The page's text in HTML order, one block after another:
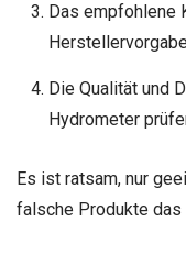
Das empfohlene
Die Qualität und
Hydrometer
Es ist ratsam, nur
falsche Produkte das